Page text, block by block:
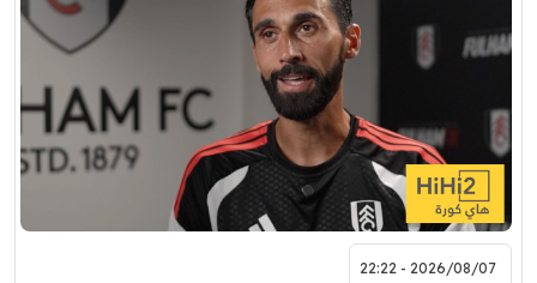
2026/08/07 - 22:22